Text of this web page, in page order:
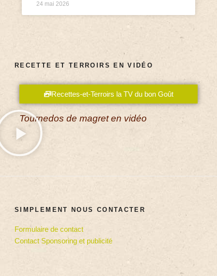
24 mai 2026
RECETTE ET TERROIRS EN VIDÉO
Recettes-et-Terroirs la TV du bon Goût
Tournedos de magret en vidéo
SIMPLEMENT NOUS CONTACTER
Formulaire de contact
Contact Sponsoring et publicité